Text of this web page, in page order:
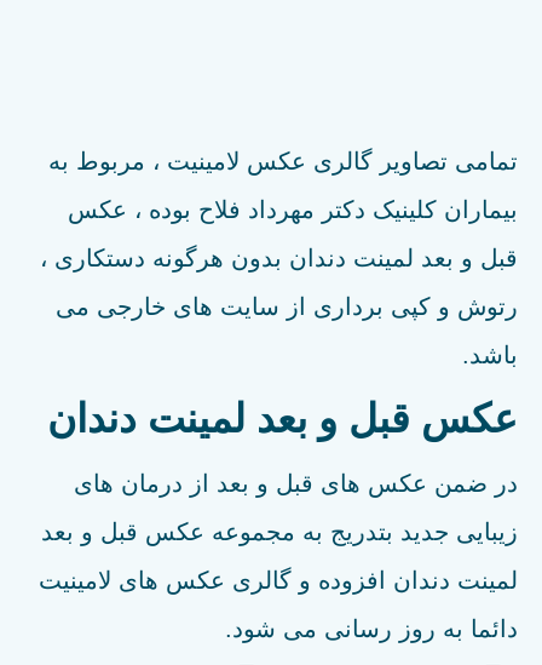
تمامی تصاویر گالری عکس لامینیت ، مربوط به
بیماران کلینیک دکتر مهرداد فلاح بوده ، عکس
قبل و بعد لمینت دندان بدون هرگونه دستکاری ،
رتوش و کپی برداری از سایت های خارجی می
باشد.
عکس قبل و بعد لمینت دندان
در ضمن عکس های قبل و بعد از درمان های
زیبایی جدید بتدریج به مجموعه عکس قبل و بعد
لمینت دندان افزوده و گالری عکس های لامینیت
دائما به روز رسانی می شود.